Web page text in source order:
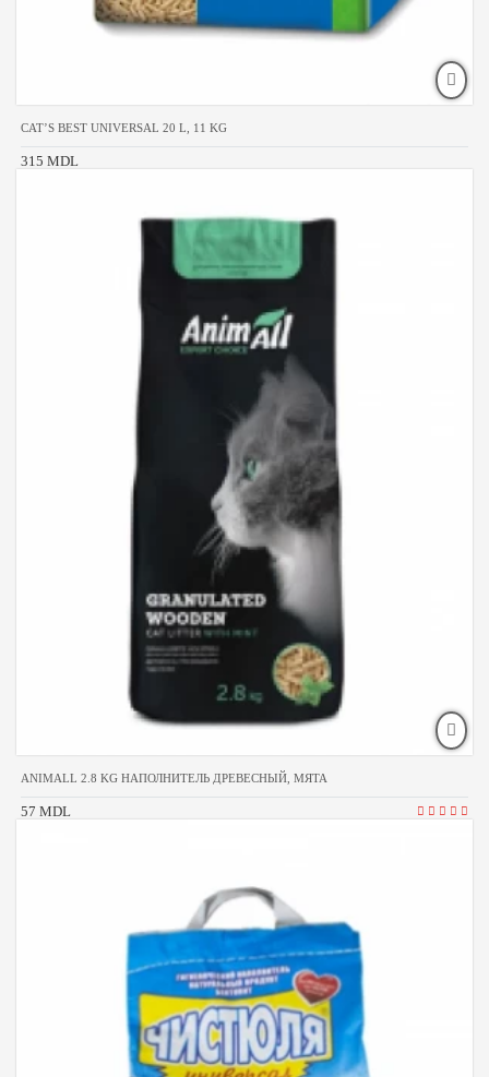
CAT’S BEST UNIVERSAL 20 L, 11 KG
315 MDL
ANIMALL 2.8 KG НАПОЛНИТЕЛЬ ДРЕВЕСНЫЙ, МЯТА
57 MDL